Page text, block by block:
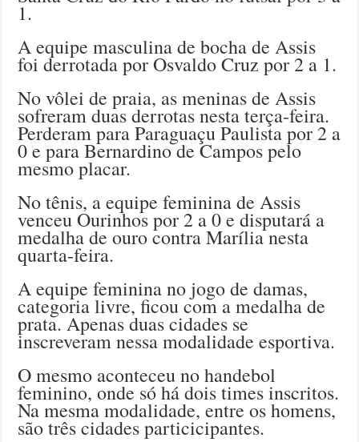
1.
A equipe masculina de bocha de Assis
foi derrotada por Osvaldo Cruz por 2 a 1.
No vôlei de praia, as meninas de Assis
sofreram duas derrotas nesta terça-feira.
Perderam para Paraguaçu Paulista por 2 a
0 e para Bernardino de Campos pelo
mesmo placar.
No tênis, a equipe feminina de Assis
venceu Ourinhos por 2 a 0 e disputará a
medalha de ouro contra Marília nesta
quarta-feira.
A equipe feminina no jogo de damas,
categoria livre, ficou com a medalha de
prata. Apenas duas cidades se
inscreveram nessa modalidade esportiva.
O mesmo aconteceu no handebol
feminino, onde só há dois times inscritos.
Na mesma modalidade, entre os homens,
são três cidades particicipantes.